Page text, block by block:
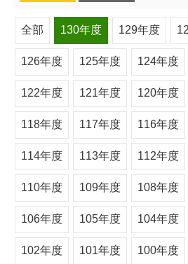
全部 130年度 129年度
126年度 125年度 124年度
122年度 121年度 120年度
118年度 117年度 116年度
114年度 113年度 112年度
110年度 109年度 108年度
106年度 105年度 104年度
102年度 101年度 100年度